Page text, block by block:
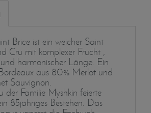
Brice ist ein weicher Saint
Cru mit komplexer Frucht ,
harmonischer Länge. Ein
aus 80% Merlot und
Sauvignon.
der Familie Myshkin feierte
85jähriges Bestehen. Das